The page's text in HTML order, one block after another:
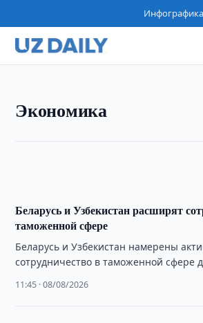
Экономика
Агентство по гарантированию
Беларусь и Узбекистан расширят
таможенной сфере
Беларусь и Узбекистан намерены
сотрудничество в таможенной сфере
сообщили в ГТК Беларуси.
11:45 · 08/08/2026